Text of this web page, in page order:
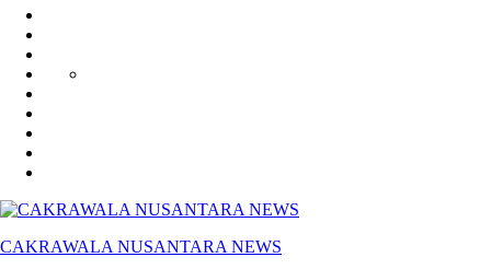
POLITIK
BUDAYA
CAKRAWALA NUSANTARA NEWS